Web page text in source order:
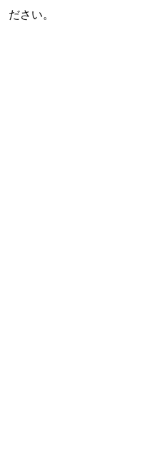
ださい。